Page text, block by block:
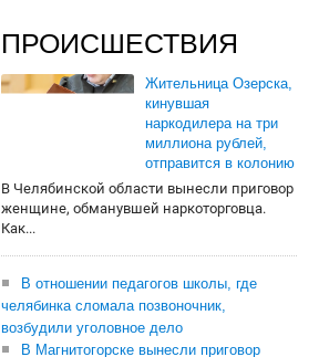
ПРОИСШЕСТВИЯ
Жительница Озерска,
кинувшая
наркодилера на три
миллиона рублей,
отправится в колонию
В Челябинской области вынесли приговор
женщине, обманувшей наркоторговца.
Как...
В отношении педагогов школы, где
челябинка сломала позвоночник,
возбудили уголовное дело
В Магнитогорске вынесли приговор